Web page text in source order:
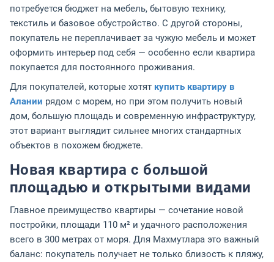
потребуется бюджет на мебель, бытовую технику,
текстиль и базовое обустройство. С другой стороны,
покупатель не переплачивает за чужую мебель и может
оформить интерьер под себя — особенно если квартира
покупается для постоянного проживания.
Для покупателей, которые хотят купить квартиру в
Алании рядом с морем, но при этом получить новый
дом, большую площадь и современную инфраструктуру,
этот вариант выглядит сильнее многих стандартных
объектов в похожем бюджете.
Новая квартира с большой
площадью и открытыми видами
Главное преимущество квартиры — сочетание новой
постройки, площади 110 м² и удачного расположения
всего в 300 метрах от моря. Для Махмутлара это важный
баланс: покупатель получает не только близость к пляжу,